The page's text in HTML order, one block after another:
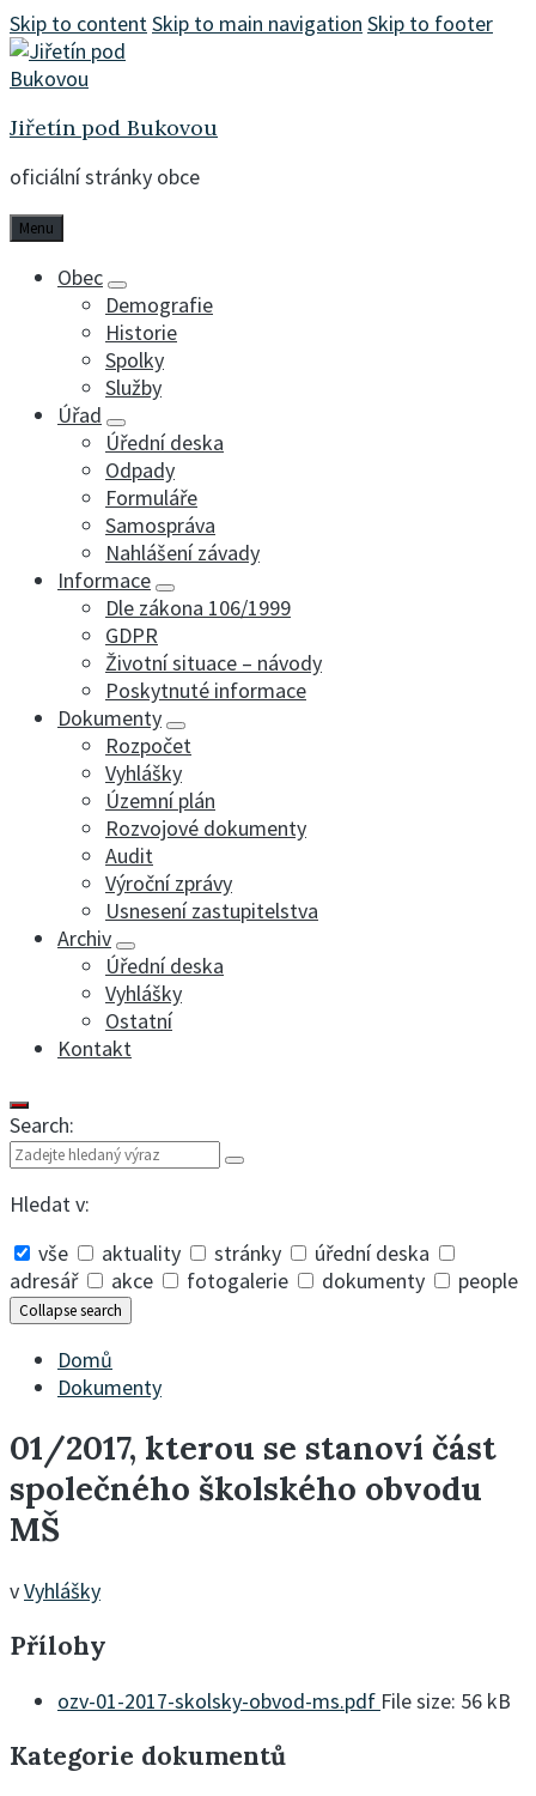
Skip to contentSkip to main navigation Skip to footer
Jiřetín pod Bukovou
oficiální stránky obce
Menu
Obec
Demografie
Historie
Spolky
Služby
Úřad
Úřední deska
Odpady
Formuláře
Samospráva
Nahlášení závady
Informace
Dle zákona 106/1999
GDPR
Životní situace – návody
Poskytnuté informace
Dokumenty
Rozpočet
Vyhlášky
Územní plán
Rozvojové dokumenty
Audit
Výroční zprávy
Usnesení zastupitelstva
Archiv
Úřední deska
Vyhlášky
Ostatní
Kontakt
Search:
Hledat v:
vše
aktuality stránky
úřední deska
adresář
akce fotogalerie dokumenty people
Collapse search
Domů
Dokumenty
01/2017, kterou se stanoví část
společného školského obvodu
MŠ
vVyhlášky
Přílohy
ozv-01-2017-skolsky-obvod-ms.pdf File size: 56 kB
Kategorie dokumentů